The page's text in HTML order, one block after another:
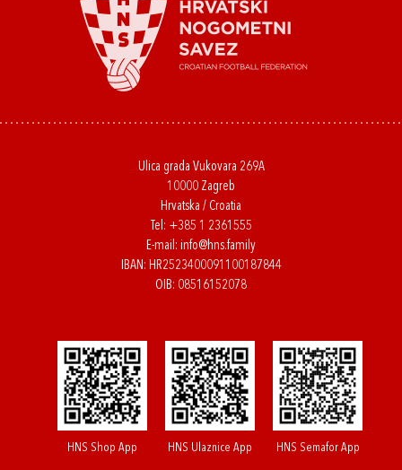
Ulica grada Vukovara 269A
10000 Zagreb
Hrvatska / Croatia
Tel: +385 1 2361555
E-mail: info@hns.family
IBAN: HR2523400091100187844
OIB: 08516152078
HNS Shop App HNS Ulaznice App HNS Semafor App